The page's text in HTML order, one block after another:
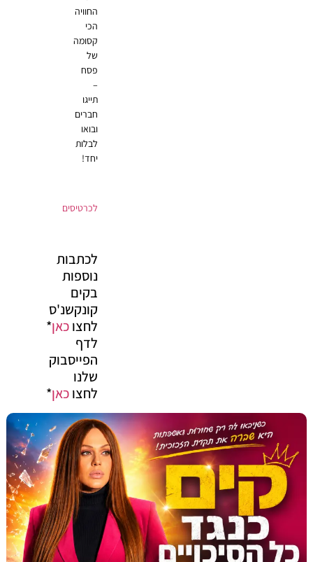
לכרטיסים
לכתבות
נוספות
קונקשנ'ס
לחצוכאן*
הפייסבוק
לחצוכאן*